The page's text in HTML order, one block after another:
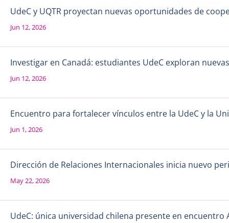
UdeC y UQTR proyectan nuevas oportunidades de
Jun 12, 2026
Investigar en Canadá: estudiantes UdeC exploran
Jun 12, 2026
Encuentro para fortalecer vínculos entre la UdeC y la
Jun 1, 2026
Dirección de Relaciones Internacionales inicia nuevo
May 22, 2026
UdeC: única universidad chilena presente en